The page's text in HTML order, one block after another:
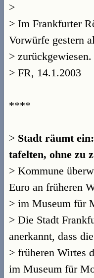
>
> Im Frankfurter
Vorwürfe gestern
> zurückgewiesen.
> FR, 14.1.2003
****
> Stadt räumt
tafelten, ohne zu
> Kommune
Euro an früheren
> im Museum für
> Die Stadt
anerkannt, dass
> früheren Wirtes
im Museum für